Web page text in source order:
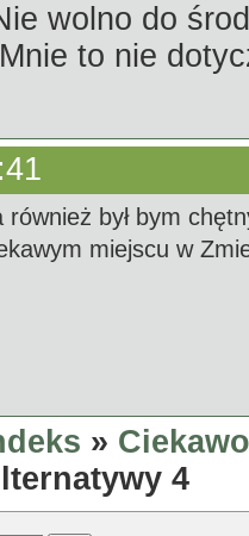
wolno do
to nie
również był bym
miejscu w
»
4